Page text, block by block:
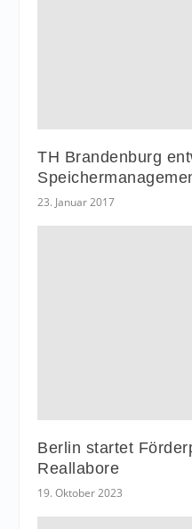
TH Brandenburg
23. Januar 2017
Berlin startet
Reallabore
19. Oktober 2023